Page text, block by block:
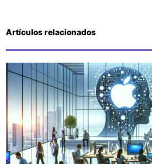
Artículos relacionados